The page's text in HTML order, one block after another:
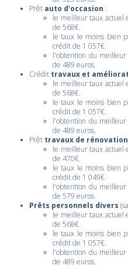
Prêt auto d'occasion :
le meilleur taux actuel
de 568€.
le taux le moins bien
crédit de 1 057€.
l'obtention du
de 489 euros.
Crédit travaux et
le meilleur taux actuel
de 568€.
le taux le moins bien
crédit de 1 057€.
l'obtention du
de 489 euros.
Prêt travaux de
le meilleur taux actuel
de 470€.
le taux le moins bien
crédit de 1 049€.
l'obtention du
de 579 euros.
Prêts personnels divers
le meilleur taux actuel
de 568€.
le taux le moins bien
crédit de 1 057€.
l'obtention du
de 489 euros.